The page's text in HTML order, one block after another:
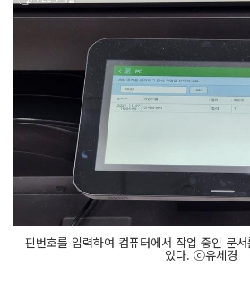
핀번호를 입력하여 컴퓨터에서 작업 중인 문
있다. ⓒ유세경